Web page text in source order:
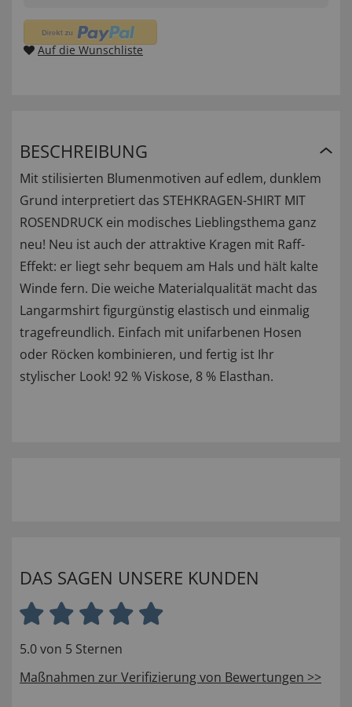
Auf die Wunschliste
BESCHREIBUNG
Mit stilisierten Blumenmotiven auf edlem, dunklem
Grund interpretiert das STEHKRAGEN-SHIRT MIT
ROSENDRUCK ein modisches Lieblingsthema ganz
neu! Neu ist auch der attraktive Kragen mit Raff-
Effekt: er liegt sehr bequem am Hals und hält kalte
Winde fern. Die weiche Materialqualität macht das
Langarmshirt figurgünstig elastisch und einmalig
tragefreundlich. Einfach mit unifarbenen Hosen
oder Röcken kombinieren, und fertig ist Ihr
stylischer Look! 92 % Viskose, 8 % Elasthan.
DAS SAGEN UNSERE KUNDEN
5.0 von 5 Sternen
Maßnahmen zur Verifizierung von Bewertungen >>